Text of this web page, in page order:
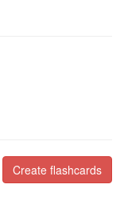
Create flashcards